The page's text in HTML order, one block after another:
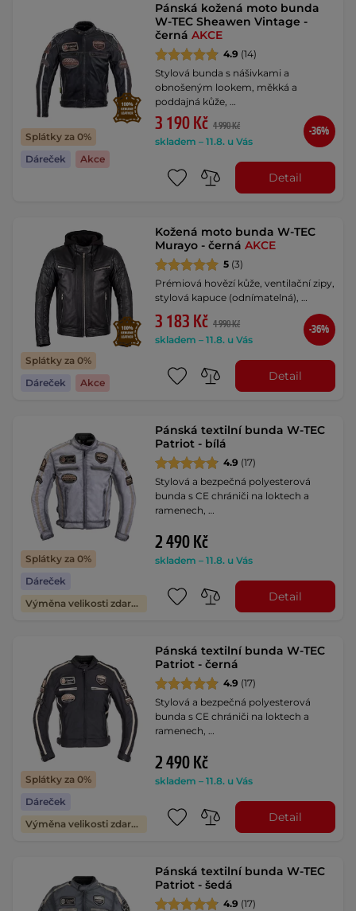
Splátky za 0%
Dáreček
Akce
Pánská kožená moto bunda
W-TEC Sheawen Vintage -
černáAKCE
4.9 (14)
Stylová bunda s nášivkami a
obnošeným lookem, měkká a
poddajná kůže, …
3 190 Kč 4 990 Kč
skladem – 11.8. u Vás
-36%
Detail
Splátky za 0%
Dáreček
Akce
Kožená moto bunda W-TEC
Murayo - černáAKCE
5 (3)
Prémiová hovězí kůže, ventilační zipy,
stylová kapuce (odnímatelná), …
3 183 Kč 4 990 Kč
skladem – 11.8. u Vás
-36%
Detail
Splátky za 0%
Dáreček
Výměna velikosti zdarma
Pánská textilní bunda W-TEC
Patriot - bílá
4.9 (17)
Stylová a bezpečná polyesterová
bunda s CE chrániči na loktech a
ramenech, …
2 490 Kč
skladem – 11.8. u Vás
Detail
Splátky za 0%
Dáreček
Výměna velikosti zdarma
Pánská textilní bunda W-TEC
Patriot - černá
4.9 (17)
Stylová a bezpečná polyesterová
bunda s CE chrániči na loktech a
ramenech, …
2 490 Kč
skladem – 11.8. u Vás
Detail
Pánská textilní bunda W-TEC
Patriot - šedá
4.9 (17)